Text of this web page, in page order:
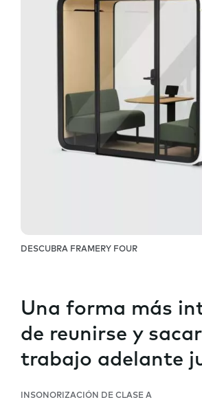
DESCUBRA FRAMERY FOUR
Una forma más
de reunirse y
trabajo adelante
INSONORIZACIÓN DE CLASE A